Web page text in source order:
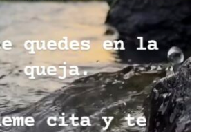
con Salud y
Bienestar
Principal Salud Integrativa